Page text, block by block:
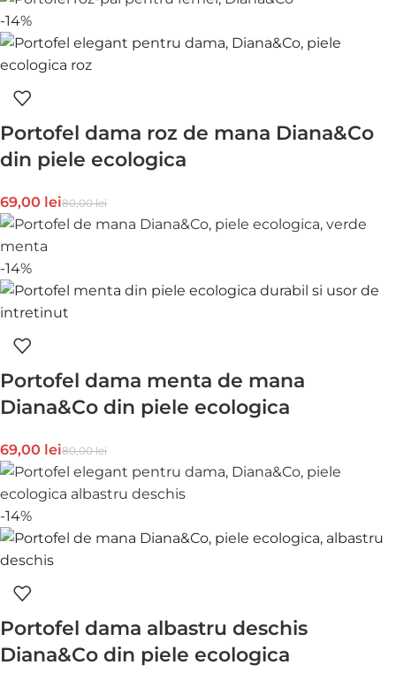
-14%
Portofel dama roz de mana Diana&Co
din piele ecologica
80,00lei
69,00 lei
-14%
Portofel dama menta de mana
Diana&Co din piele ecologica
80,00lei
69,00 lei
-14%
Portofel dama albastru deschis
Diana&Co din piele ecologica